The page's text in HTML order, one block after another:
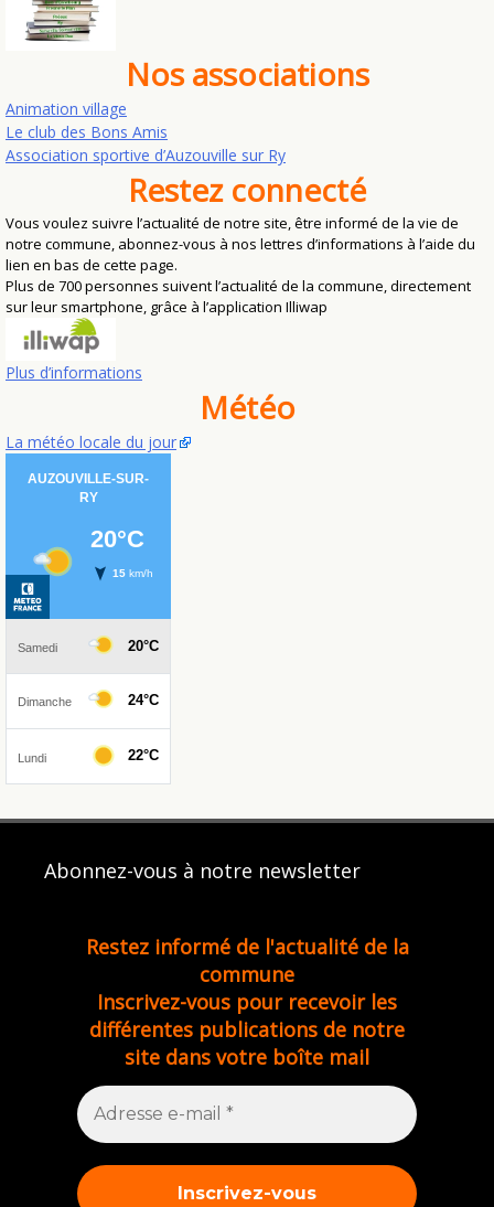
Nos associations
Animation village
Le club des Bons Amis
Association sportive d’Auzouville sur Ry
Restez connecté
Vous voulez suivre l’actualité de notre site, être informé de la vie de
notre commune, abonnez-vous à nos lettres d’informations à l’aide du
lien en bas de cette page.
Plus de 700 personnes suivent l’actualité de la commune, directement
sur leur smartphone, grâce à l’application Illiwap
Plus d’informations
Météo
La météo locale du jour
Abonnez-vous à notre newsletter
Restez informé de l'actualité de la
commune
Inscrivez-vous pour recevoir les
différentes publications de notre
site dans votre boîte mail